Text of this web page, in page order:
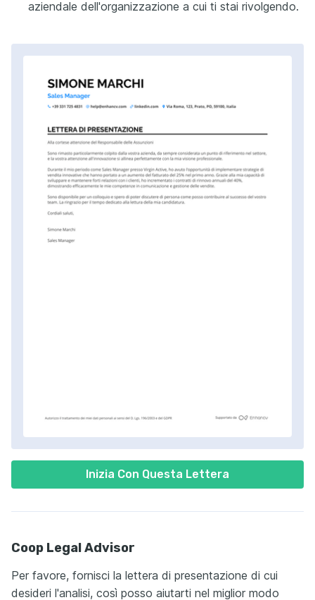
Inizia Con Questa Lettera
aziendale dell'organizzazione a cui ti stai rivolgendo.
Coop Legal Advisor
Per favore, fornisci la lettera di presentazione di cui
desideri l'analisi, così posso aiutarti nel miglior modo